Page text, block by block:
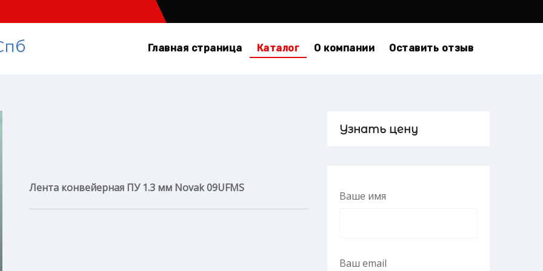
Главная страница Каталог О компании Оставить отзыв
Лента конвейерная ПУ 1.3 мм Novak 09UFMS
Узнать цену
Ваше имя
Ваш email